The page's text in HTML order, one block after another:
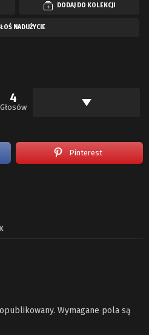
DODAJ DO KOLEKCJI
NADUŻYCIE
4
Głosów
Pinterest
Wymagane pola są